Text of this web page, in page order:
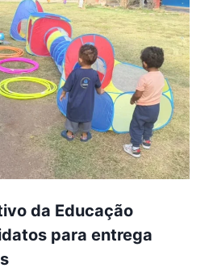
da Educação
para entrega